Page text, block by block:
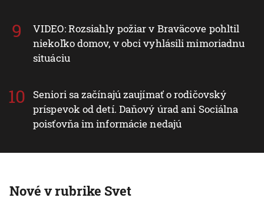
VIDEO: Rozsiahly požiar v Braväcove pohltil
niekoľko domov, v obci vyhlásili mimoriadnu
situáciu
Seniori sa začínajú zaujímať o rodičovský
príspevok od detí. Daňový úrad ani Sociálna
poisťovňa im informácie nedajú
Nové v rubrike Svet